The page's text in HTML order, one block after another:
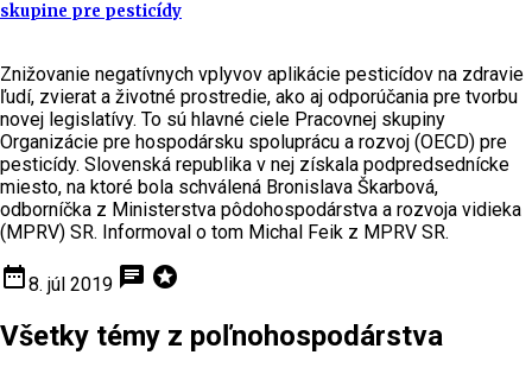
skupine pre pesticídy
Znižovanie negatívnych vplyvov aplikácie pesticídov na zdravie
ľudí, zvierat a životné prostredie, ako aj odporúčania pre tvorbu
novej legislatívy. To sú hlavné ciele Pracovnej skupiny
Organizácie pre hospodársku spoluprácu a rozvoj (OECD) pre
pesticídy. Slovenská republika v nej získala podpredsednícke
miesto, na ktoré bola schválená Bronislava Škarbová,
odborníčka z Ministerstva pôdohospodárstva a rozvoja vidieka
(MPRV) SR. Informoval o tom Michal Feik z MPRV SR.
date_range8. júl 2019 chat stars
Všetky témy z poľnohospodárstva